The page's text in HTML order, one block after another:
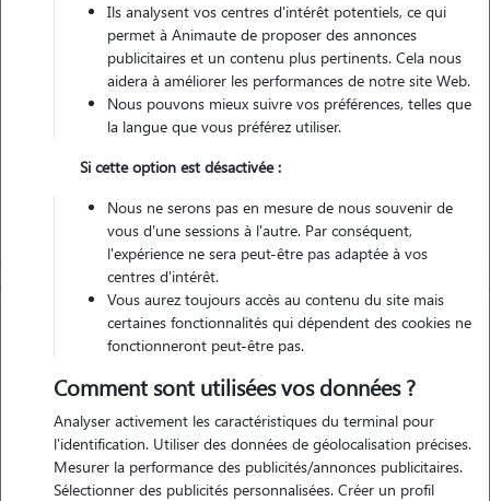
Contacter
L'envoi d'une demande est sans engagement
Motivation
Ils analysent vos centres d'intérêt potentiels, ce qui
permet à Animaute de proposer des annonces
publicitaires et un contenu plus pertinents. Cela nous
aidera à améliorer les performances de notre site Web.
Nous pouvons mieux suivre vos préférences, telles que
la langue que vous préférez utiliser.
Si cette option est désactivée :
Nous ne serons pas en mesure de nous souvenir de
vous d'une sessions à l'autre. Par conséquent,
l'expérience ne sera peut-être pas adaptée à vos
centres d'intérêt.
Vous aurez toujours accès au contenu du site mais
certaines fonctionnalités qui dépendent des cookies ne
fonctionneront peut-être pas.
Comment sont utilisées vos données ?
Analyser activement les caractéristiques du terminal pour
l'identification. Utiliser des données de géolocalisation précises.
Mesurer la performance des publicités/annonces publicitaires.
Sélectionner des publicités personnalisées. Créer un profil